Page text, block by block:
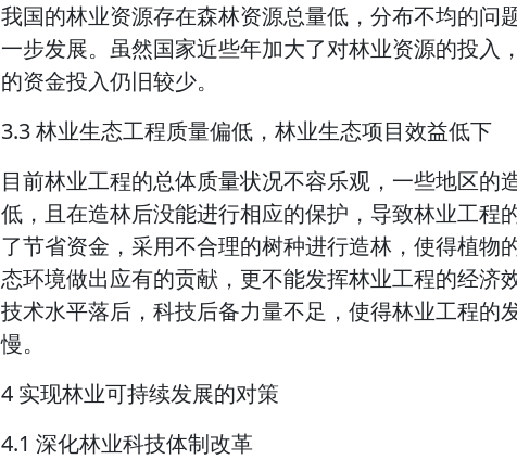
我国的林业资源存在森林资源总量低，分布不均的问
一步发展。虽然国家近些年加大了对林业资源的投入
的资金投入仍旧较少。
3.3 林业生态工程质量偏低，林业生态项目效益低下
目前林业工程的总体质量状况不容乐观，一些地区的
低，且在造林后没能进行相应的保护，导致林业工程
了节省资金，采用不合理的树种进行造林，使得植物
态环境做出应有的贡献，更不能发挥林业工程的经济
技术水平落后，科技后备力量不足，使得林业工程的
慢。
4 实现林业可持续发展的对策
4.1 深化林业科技体制改革